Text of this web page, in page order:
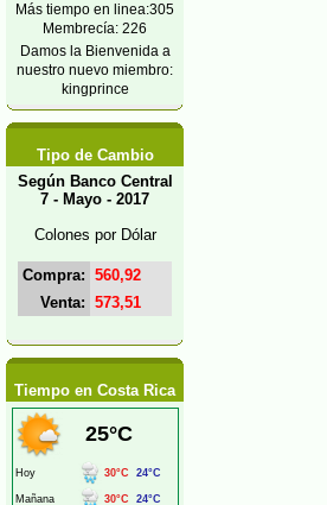
Más tiempo en linea:305
Membrecía: 226
Damos la Bienvenida a
nuestro nuevo miembro:
kingprince
Tipo de Cambio
Según Banco Central
7 - Mayo - 2017
Colones por Dólar
Compra: 560,92
Venta: 573,51
Tiempo en Costa Rica